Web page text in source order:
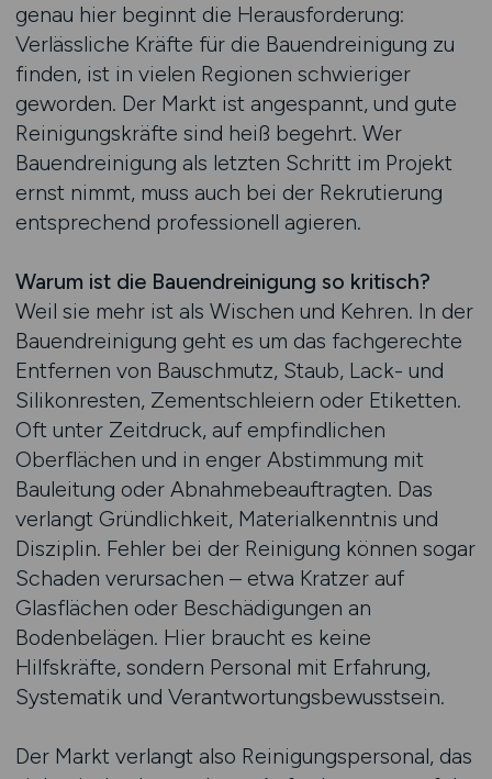
genau hier beginnt die Herausforderung:
Verlässliche Kräfte für die Bauendreinigung zu
finden, ist in vielen Regionen schwieriger
geworden. Der Markt ist angespannt, und gute
Reinigungskräfte sind heiß begehrt. Wer
Bauendreinigung als letzten Schritt im Projekt
ernst nimmt, muss auch bei der Rekrutierung
entsprechend professionell agieren.
Warum ist die Bauendreinigung so kritisch?
Weil sie mehr ist als Wischen und Kehren. In der
Bauendreinigung geht es um das fachgerechte
Entfernen von Bauschmutz, Staub, Lack- und
Silikonresten, Zementschleiern oder Etiketten.
Oft unter Zeitdruck, auf empfindlichen
Oberflächen und in enger Abstimmung mit
Bauleitung oder Abnahmebeauftragten. Das
verlangt Gründlichkeit, Materialkenntnis und
Disziplin. Fehler bei der Reinigung können sogar
Schaden verursachen – etwa Kratzer auf
Glasflächen oder Beschädigungen an
Bodenbelägen. Hier braucht es keine
Hilfskräfte, sondern Personal mit Erfahrung,
Systematik und Verantwortungsbewusstsein.
Der Markt verlangt also Reinigungspersonal, das